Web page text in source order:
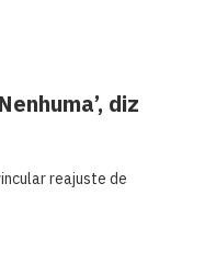
diz
reajuste de